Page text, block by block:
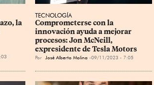
la
TECNOLOGÍA
Comprometerse con la
innovación ayuda a mejorar
procesos: Jon McNeill,
expresidente de Tesla Motors
Por José Alberto Molina 09/11/2023 - 7:05